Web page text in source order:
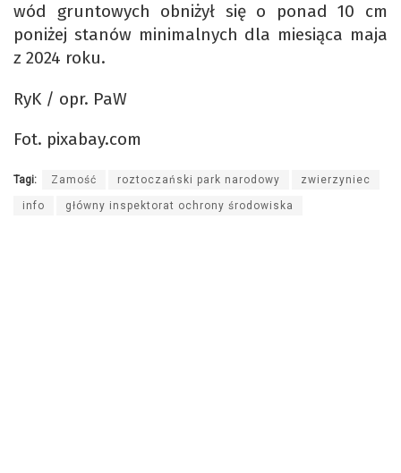
wód gruntowych obniżył się o ponad 10 cm
poniżej stanów minimalnych dla miesiąca maja
z 2024 roku.
RyK / opr. PaW
Fot. pixabay.com
Tagi: Zamość roztoczański park narodowy zwierzyniec
info główny inspektorat ochrony środowiska